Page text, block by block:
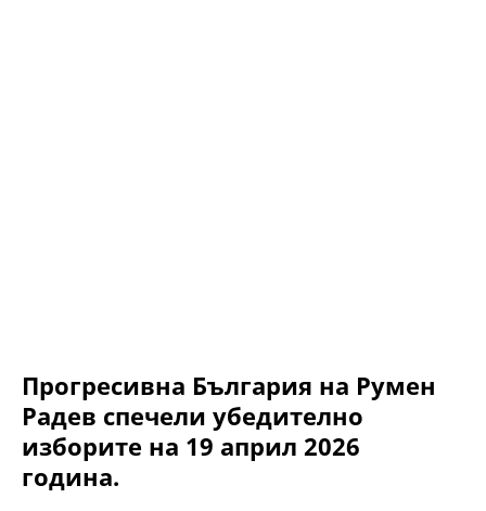
Прогресивна България на Румен
Радев спечели убедително
изборите на 19 април 2026
година.